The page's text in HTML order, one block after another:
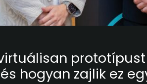
hogyan zajlik ez